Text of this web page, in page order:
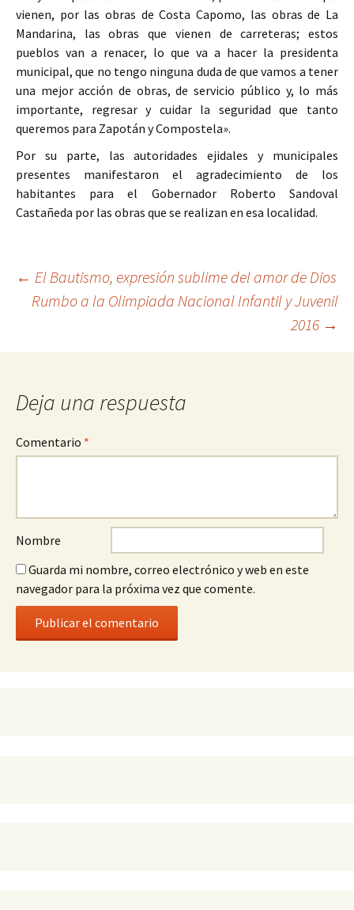
vienen, por las obras de Costa Capomo, las obras de La
Mandarina, las obras que vienen de carreteras; estos
pueblos van a renacer, lo que va a hacer la presidenta
municipal, que no tengo ninguna duda de que vamos a tener
una mejor acción de obras, de servicio público y, lo más
importante, regresar y cuidar la seguridad que tanto
queremos para Zapotán y Compostela».
Por su parte, las autoridades ejidales y municipales
presentes manifestaron el agradecimiento de los
habitantes para el Gobernador Roberto Sandoval
Castañeda por las obras que se realizan en esa localidad.
← El Bautismo, expresión sublime del amor de Dios
Rumbo a la Olimpiada Nacional Infantil y Juvenil
2016 →
Deja una respuesta
Comentario *
Nombre
Guarda mi nombre, correo electrónico y web en este
navegador para la próxima vez que comente.